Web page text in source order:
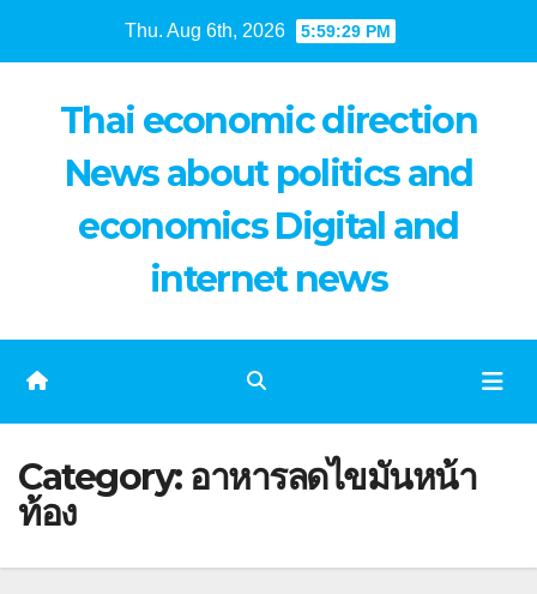
Thu. Aug 6th, 2026 5:59:29 PM
Thai economic direction
News about politics and
economics Digital and
internet news
Category: อาหารลดไขมันหน้า
ท้อง